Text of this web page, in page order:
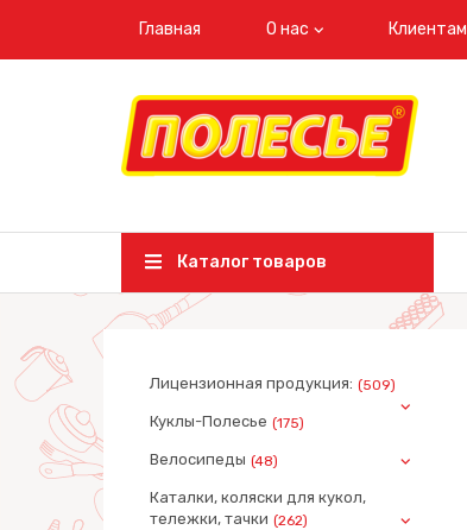
Главная О нас Клиентам
Каталог товаров
Лицензионная продукция: (509)
Куклы-Полесье (175)
Велосипеды (48)
Каталки, коляски для кукол,
тележки, тачки (262)